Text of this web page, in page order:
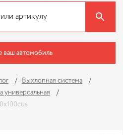
ваш автомобиль
Выхлопная система
универсальная